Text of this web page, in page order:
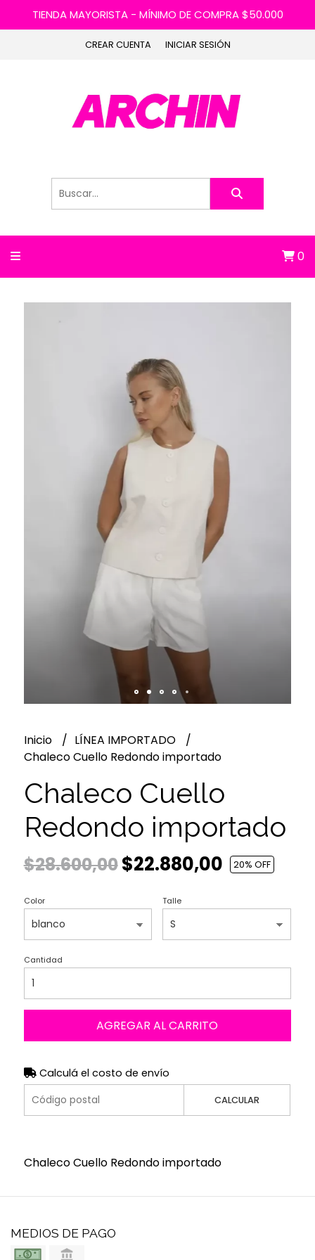
TIENDA MAYORISTA - MÍNIMO DE COMPRA $50.000
CREAR CUENTA INICIAR SESIÓN
0
Inicio
LÍNEA IMPORTADO
Chaleco Cuello Redondo importado
Chaleco Cuello
Redondo importado
$28.600,00$22.880,00 20% OFF
Color Talle
Cantidad
AGREGAR AL CARRITO
Calculá el costo de envío
CALCULAR
Chaleco Cuello Redondo importado
MEDIOS DE PAGO